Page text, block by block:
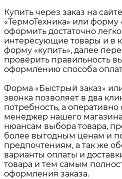
Купить через заказ на
«ТермоТехника» или форму
оформить достаточно
интересующие товары и в
форму «купить», далее
проверить правильность
оформлению способа
Форма «Быстрый заказ»
звонка позволяет в два
потребность, а
менеджер нашего
нюансам выбора товара,
более выгодным ценам и
предпочтениям, а так же
варианты оплаты и
товара и тем самым
оформления заказа.